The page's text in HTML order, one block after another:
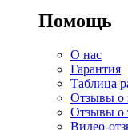
Помощь
О нас
Гарантия
Таблица
Отзывы о
Отзывы о
Видео-